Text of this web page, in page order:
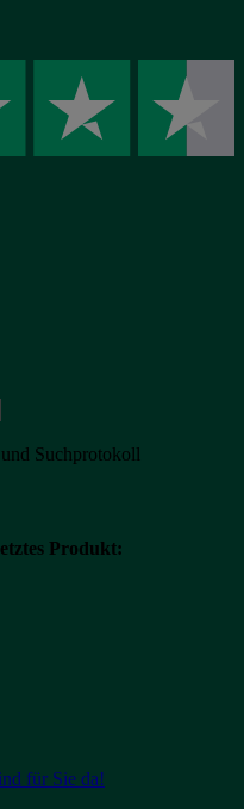
Suchprotokoll
Produkt:
für Sie da!